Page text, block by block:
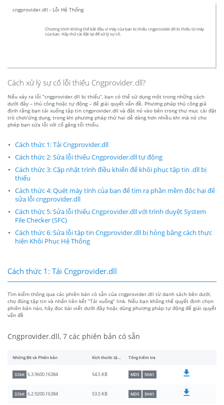
cngprovider.dll - Lỗi Hệ Thống
Chương trình không thể bắt đầu vì máy của bạn bị thiếu cngprovider.dll bị thiếu từ máy
của bạn. Hãy thử cài đặt lại để xử lý sự cố.
Cách xử lý sự cố lỗi thiếu Cngprovider.dll?
Nếu xảy ra lỗi “cngprovider.dll bị thiếu”, bạn có thể sử dụng một trong những cách
dưới đây – thủ công hoặc tự động – để giải quyết vấn đề. Phương pháp thủ công giả
định rằng bạn tải xuống tập tin cngprovider.dll và đặt nó vào bên trong thư mục cài đặt
trò chơi/ứng dụng, trong khi phương pháp thứ hai dễ dàng hơn nhiều khi mà nó cho
phép bạn sửa lỗi với cố gắng tối thiểu.
Cách thức 1: Tải Cngprovider.dll
Cách thức 2: Sửa lỗi thiếu Cngprovider.dll tự động
Cách thức 3: Cập nhật trình điều khiển để khôi phục tập tin .dll bị
thiếu
Cách thức 4: Quét máy tính của bạn để tìm ra phần mềm độc hại để
sửa lỗi cngprovider.dll
Cách thức 5: Sửa lỗi thiếu Cngprovider.dll với trình duyệt System
File Checker (SFC)
Cách thức 6: Sửa lỗi tập tin Cngprovider.dll bị hỏng bằng cách thực
hiện Khôi Phục Hệ Thống
Cách thức 1: Tải Cngprovider.dll
Tìm kiếm thông qua các phiên bản có sẵn của cngprovider.dll từ danh sách bên dưới,
chọ đúng tập tin và nhấn liên kết “Tải xuống” link. Nếu bạn không thể quyết định chọn
phiên bản nào, hãy đọc bài viết dưới đây hoặc dùng phương pháp tự động để giải quyết
vấn đề
Cngprovider.dll, 7 các phiên bản có sẵn
Những Bit và Phiên bản Kích thước tập tin Tổng kiểm tra
32bit 6.3.9600.16384 54.5 KB MD5 SHA1
32bit 6.2.9200.16384 53.5 KB MD5 SHA1